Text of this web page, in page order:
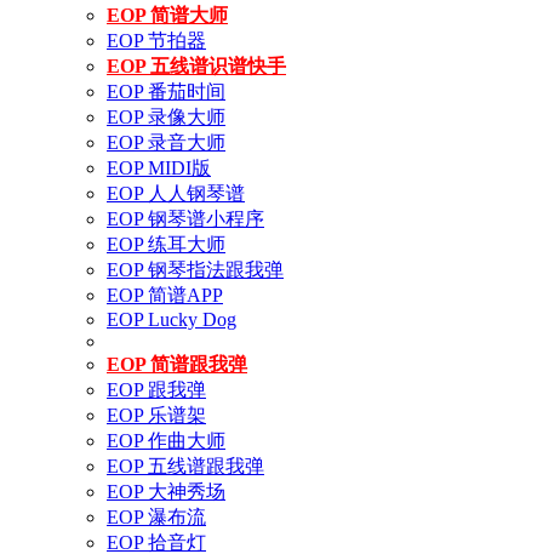
EOP 简谱大师
EOP 节拍器
EOP 五线谱识谱快手
EOP 番茄时间
EOP 录像大师
EOP 录音大师
EOP MIDI版
EOP 人人钢琴谱
EOP 钢琴谱小程序
EOP 练耳大师
EOP 钢琴指法跟我弹
EOP 简谱APP
EOP Lucky Dog
EOP 简谱跟我弹
EOP 跟我弹
EOP 乐谱架
EOP 作曲大师
EOP 五线谱跟我弹
EOP 大神秀场
EOP 瀑布流
EOP 拾音灯